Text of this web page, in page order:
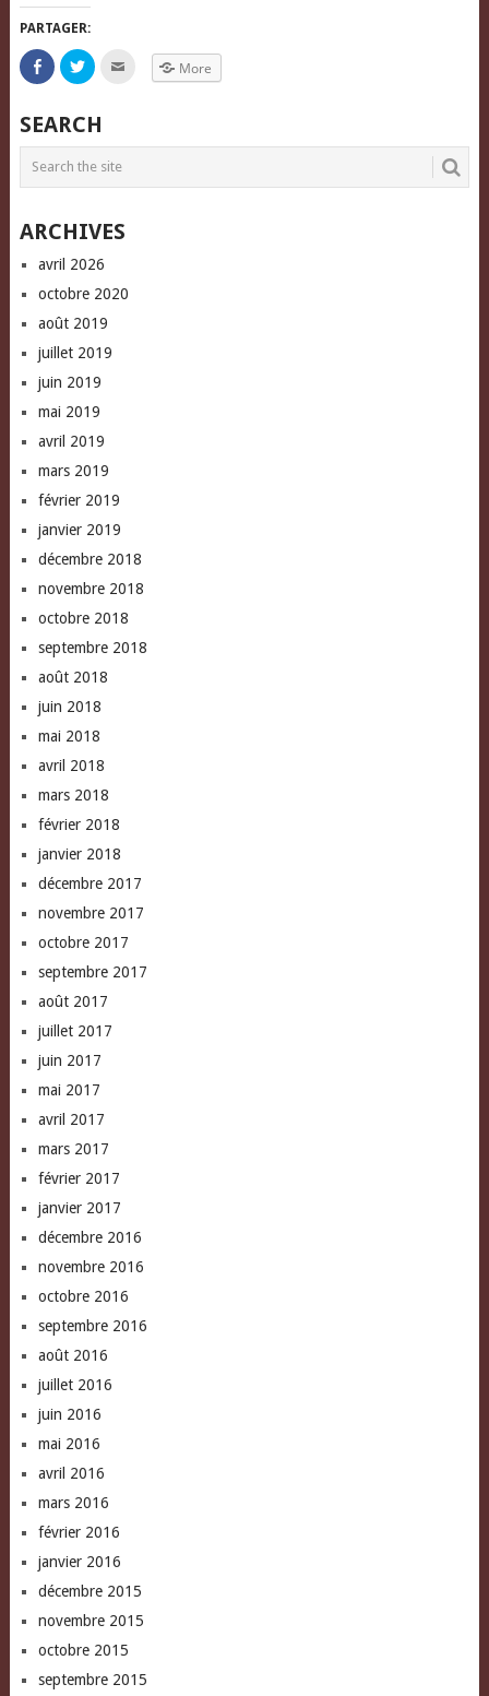
PARTAGER:
Click
to
share
Facebook
(Opens
in
window)
Click
to
Twitter
(Opens
in
window)
friend
More
SEARCH
ARCHIVES
avril 2026
octobre 2020
août 2019
juillet 2019
juin 2019
mai 2019
avril 2019
mars 2019
février 2019
janvier 2019
décembre 2018
novembre 2018
octobre 2018
septembre 2018
août 2018
juin 2018
mai 2018
avril 2018
mars 2018
février 2018
janvier 2018
décembre 2017
novembre 2017
octobre 2017
septembre 2017
août 2017
juillet 2017
juin 2017
mai 2017
avril 2017
mars 2017
février 2017
janvier 2017
décembre 2016
novembre 2016
octobre 2016
septembre 2016
août 2016
juillet 2016
juin 2016
mai 2016
avril 2016
mars 2016
février 2016
janvier 2016
décembre 2015
novembre 2015
octobre 2015
septembre 2015